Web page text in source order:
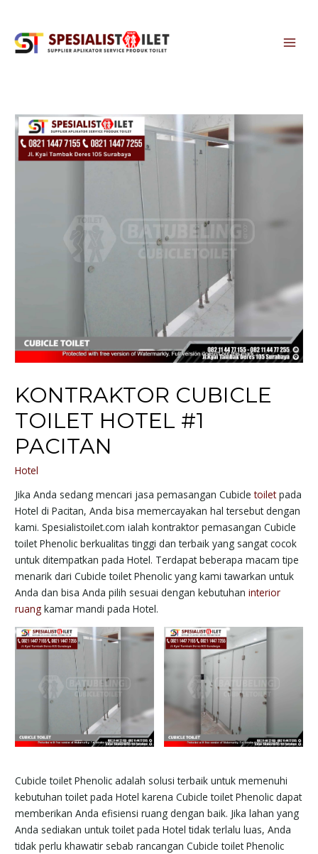
KONTRAKTOR CUBICLE
TOILET HOTEL #1
PACITAN
Hotel
Jika Anda sedang mencari jasa pemasangan Cubicletoiletpada
Hotel di Pacitan, Anda bisa memercayakan hal tersebut dengan
kami. Spesialistoilet.com ialah kontraktor pemasangan Cubicle
toilet Phenolic berkualitas tinggi dan terbaik yang sangat cocok
untuk ditempatkan pada Hotel. Terdapat beberapa macam tipe
menarik dari Cubicle toilet Phenolic yang kami tawarkan untuk
Anda dan bisa Anda pilih sesuai dengan kebutuhaninterior
ruang kamar mandi pada Hotel.
Cubicle toilet Phenolic adalah solusi terbaik untuk memenuhi
kebutuhan toilet pada Hotel karena Cubicle toilet Phenolic dapat
memberikan Anda efisiensi ruang dengan baik. Jika lahan yang
Anda sediakan untuk toilet pada Hotel tidak terlalu luas, Anda
tidak perlu khawatir sebab rancangan Cubicle toilet Phenolic